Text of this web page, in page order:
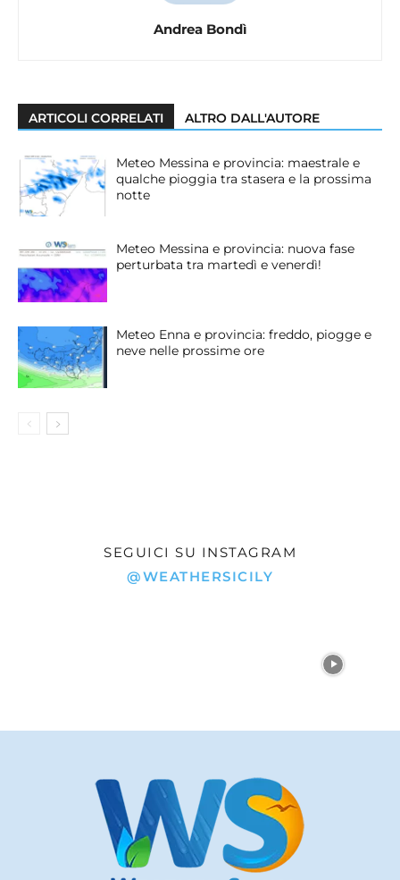
Andrea Bondì
ARTICOLI CORRELATI ALTRO DALL'AUTORE
Meteo Messina e provincia: maestrale e
qualche pioggia tra stasera e la prossima
notte
Meteo Messina e provincia: nuova fase
perturbata tra martedì e venerdì!
Meteo Enna e provincia: freddo, piogge e
neve nelle prossime ore
SEGUICI SU INSTAGRAM
@WEATHERSICILY